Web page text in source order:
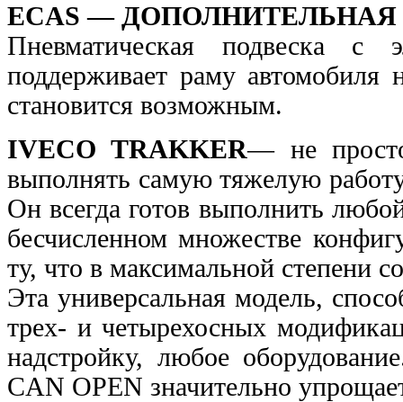
ECAS —
Пневматическая подвеска с
поддерживает раму автомобиля
становится возможным.
IVECO TRAKKER— не
выполнять самую тяжелую
Он всегда готов выполнить
бесчисленном множестве
ту, что в максимальной степени
Эта универсальная модель,
трех- и четырехосных
надстройку, любое
CAN OPEN значительно